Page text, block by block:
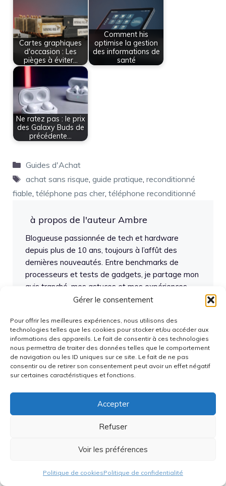
Gérer le consentement
Pour offrir les meilleures expériences, nous utilisons des
technologies telles que les cookies pour stocker et/ou accéder aux
informations des appareils. Le fait de consentir à ces technologies
nous permettra de traiter des données telles que le comportement
de navigation ou les ID uniques sur ce site. Le fait de ne pas
consentir ou de retirer son consentement peut avoir un effet négatif
sur certaines caractéristiques et fonctions.
Accepter
Refuser
Voir les préférences
Politique de cookiesPolitique de confidentialité
Cartes graphiques
d'occasion : Les
pièges à éviter…
Comment his
optimise la gestion
des informations de
santé
Ne ratez pas : le prix
des Galaxy Buds de
précédente…
Catégories
Guides d'Achat
Étiquettes
achat sans risque, guide pratique, reconditionné
fiable, téléphone pas cher, téléphone reconditionné
à propos de l'auteur Ambre
Blogueuse passionnée de tech et hardware
depuis plus de 10 ans, toujours à l’affût des
dernières nouveautés. Entre benchmarks de
processeurs et tests de gadgets, je partage mon
avis tranché, mes astuces et mes expériences
pour aider la communauté à s’équiper malin et
Articles du même auteur
Articles récents
Framework Laptop 16 édition 2026 :
performance, réparabilité et modularité au
rendez-vous, mais à quel coût ?
RTX 5070 qui fond : causes du connecteur
AOC lance un écran gaming révolutionnaire 500